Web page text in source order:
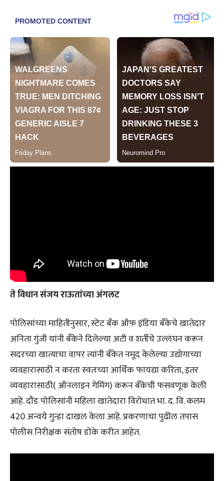
ते विधान संजय राऊतांच्या अंगलट
पोलिसांच्या माहितीनुसार, स्टेट बँक ऑफ इंडिया बँकेचे खातेदार
अनिता गुंजी यांनी बँकेने दिलेल्या अटी व शर्तीचे उल्लंघन करून
सदरच्या खात्याचा वापर त्यांनी बँकेत नमूद केलेल्या उद्योगाच्या
व्यवहारासाठी न करता स्वतःच्या आर्थिक फायद्या करिता, इतर
व्यवहारासाठी( ऑनलाइन गेमिंग) करून बँकेची फसवणूक केली
आहे. दौंड पोलिसांनी महिला खातेदारा विरोधात भा. द. वि. कलम
420 अन्वये गुन्हा दाखल केला आहे. प्रकरणाचा पुढील तपास
पोलीस निरीक्षक संतोष डोके करीत आहेत.